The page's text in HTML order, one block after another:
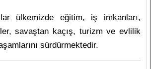
ülkemizde eğitim, iş imkanları,
savaştan kaçış, turizm ve evlilik
sürdürmektedir.